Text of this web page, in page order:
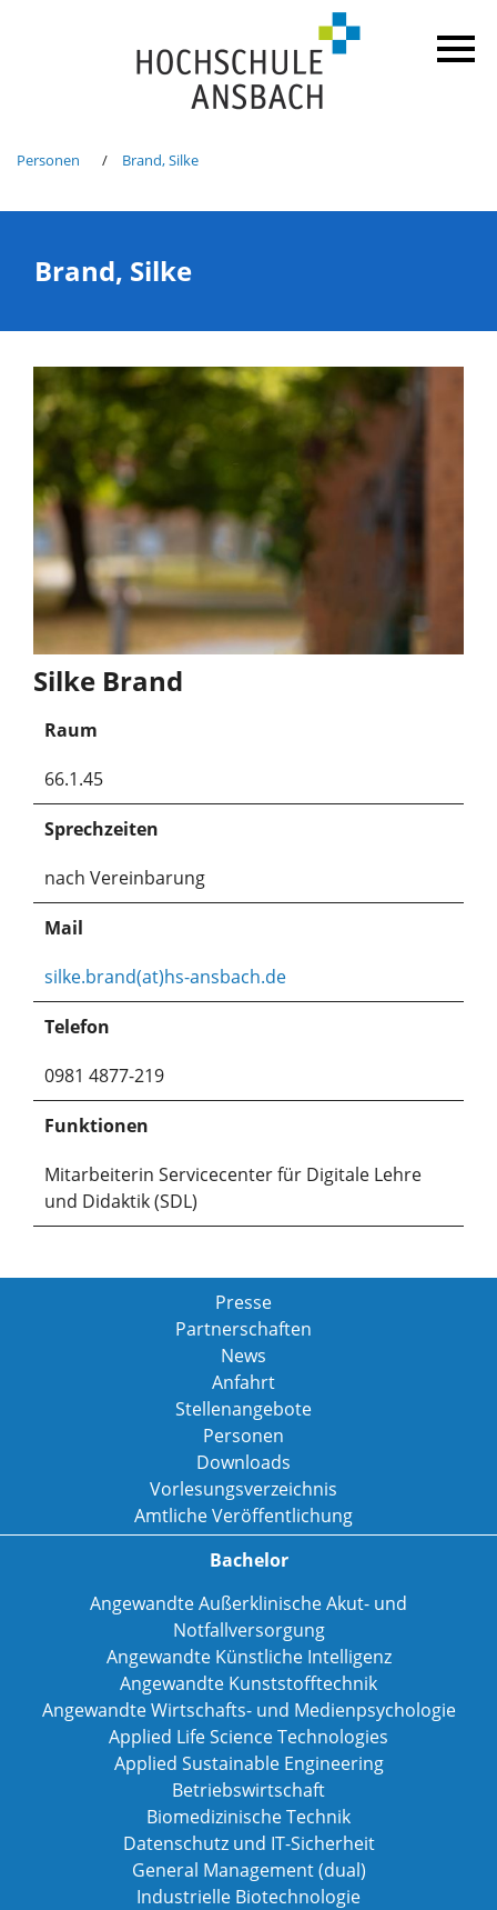
Personen Brand, Silke
Brand, Silke
Silke Brand
Raum
66.1.45
Sprechzeiten
nach Vereinbarung
Mail
silke.brand(at)hs-ansbach.de
Telefon
0981 4877-219
Funktionen
Mitarbeiterin Servicecenter für Digitale Lehre
und Didaktik (SDL)
Presse
Partnerschaften
News
Anfahrt
Stellenangebote
Personen
Downloads
Vorlesungsverzeichnis
Amtliche Veröffentlichung
Bachelor
Angewandte Außerklinische Akut- und
Notfallversorgung
Angewandte Künstliche Intelligenz
Angewandte Kunststofftechnik
Angewandte Wirtschafts- und Medienpsychologie
Applied Life Science Technologies
Applied Sustainable Engineering
Betriebswirtschaft
Biomedizinische Technik
Datenschutz und IT-Sicherheit
General Management (dual)
Industrielle Biotechnologie